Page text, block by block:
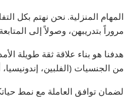
المهام المنزلية. نحن نهتم بكل
مروراً بتدريبهن، وصولاً إلى
هدفنا هو بناء علاقة ثقة طويلة
من الجنسيات (الفلبين، إندونيسيا،
لضمان توافق العاملة مع نمط